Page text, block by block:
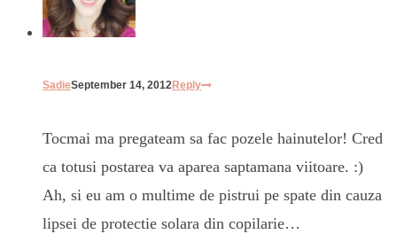
SadieSeptember 14, 2012Reply
Tocmai ma pregateam sa fac pozele hainutelor! Cred
ca totusi postarea va aparea saptamana viitoare. :)
Ah, si eu am o multime de pistrui pe spate din cauza
lipsei de protectie solara din copilarie…